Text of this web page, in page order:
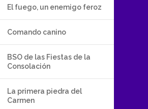
El fuego, un enemigo feroz
Comando canino
BSO de las Fiestas de la
Consolación
La primera piedra del
Carmen